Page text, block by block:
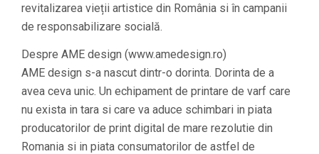
revitalizarea vieții artistice din România si în campanii
de responsabilizare socială.
Despre AME design (www.amedesign.ro)
AME design s-a nascut dintr-o dorinta. Dorinta de a
avea ceva unic. Un echipament de printare de varf care
nu exista in tara si care va aduce schimbari in piata
producatorilor de print digital de mare rezolutie din
Romania si in piata consumatorilor de astfel de